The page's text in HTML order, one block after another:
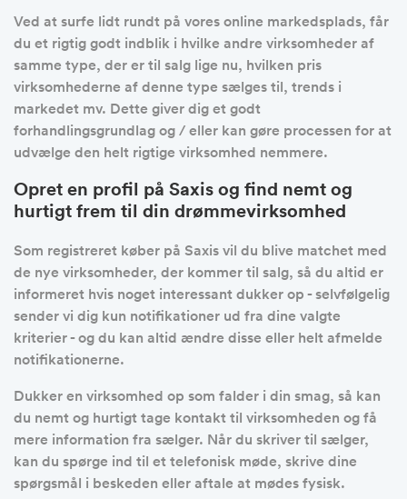
Ved at surfe lidt rundt på vores online markedsplads, får
du et rigtig godt indblik i hvilke andre virksomheder af
samme type, der er til salg lige nu, hvilken pris
virksomhederne af denne type sælges til, trends i
markedet mv. Dette giver dig et godt
forhandlingsgrundlag og / eller kan gøre processen for at
udvælge den helt rigtige virksomhed nemmere.
Opret en profil på Saxis og find nemt og
hurtigt frem til din drømmevirksomhed
Som registreret køber på Saxis vil du blive matchet med
de nye virksomheder, der kommer til salg, så du altid er
informeret hvis noget interessant dukker op - selvfølgelig
sender vi dig kun notifikationer ud fra dine valgte
kriterier - og du kan altid ændre disse eller helt afmelde
notifikationerne.
Dukker en virksomhed op som falder i din smag, så kan
du nemt og hurtigt tage kontakt til virksomheden og få
mere information fra sælger. Når du skriver til sælger,
kan du spørge ind til et telefonisk møde, skrive dine
spørgsmål i beskeden eller aftale at mødes fysisk.